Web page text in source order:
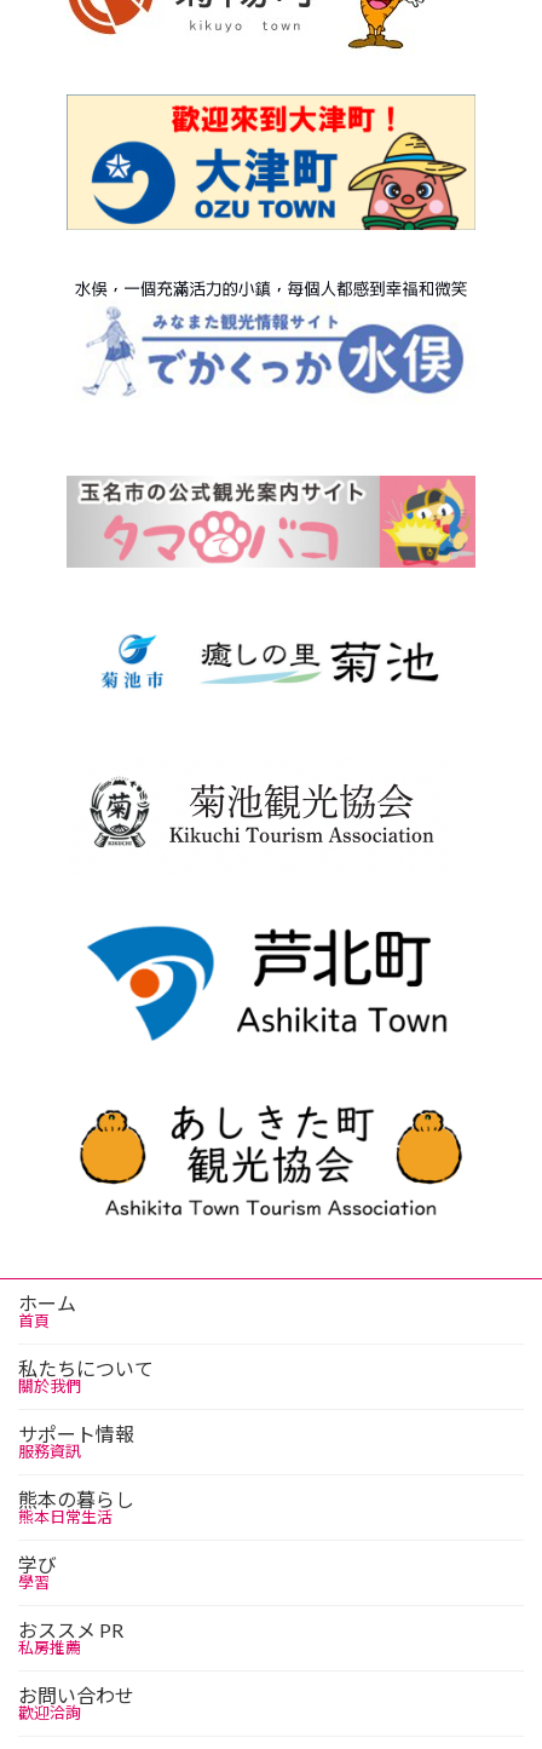
ホーム
首頁
私たちについて
關於我們
サポート情報
服務資訊
熊本の暮らし
熊本日常生活
学び
學習
おススメ PR
私房推薦
お問い合わせ
歡迎洽詢